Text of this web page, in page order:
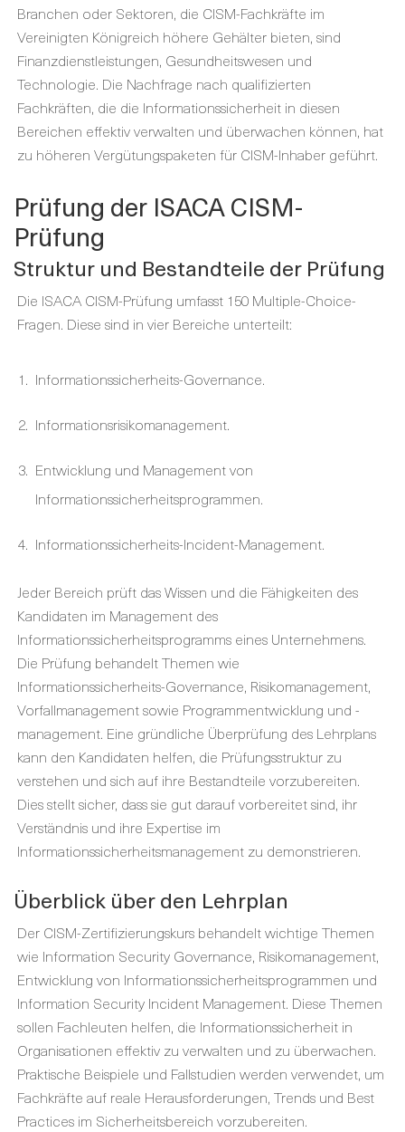
Branchen oder Sektoren, die CISM-Fachkräfte im
Vereinigten Königreich höhere Gehälter bieten, sind
Finanzdienstleistungen, Gesundheitswesen und
Technologie. Die Nachfrage nach qualifizierten
Fachkräften, die die Informationssicherheit in diesen
Bereichen effektiv verwalten und überwachen können, hat
zu höheren Vergütungspaketen für CISM-Inhaber geführt.
Prüfung der ISACA CISM-
Prüfung
Struktur und Bestandteile der Prüfung
Die ISACA CISM-Prüfung umfasst 150 Multiple-Choice-
Fragen. Diese sind in vier Bereiche unterteilt:
Informationssicherheits-Governance.
Informationsrisikomanagement.
Entwicklung und Management von
Informationssicherheitsprogrammen.
Informationssicherheits-Incident-Management.
Jeder Bereich prüft das Wissen und die Fähigkeiten des
Kandidaten im Management des
Informationssicherheitsprogramms eines Unternehmens.
Die Prüfung behandelt Themen wie
Informationssicherheits-Governance, Risikomanagement,
Vorfallmanagement sowie Programmentwicklung und -
management. Eine gründliche Überprüfung des Lehrplans
kann den Kandidaten helfen, die Prüfungsstruktur zu
verstehen und sich auf ihre Bestandteile vorzubereiten.
Dies stellt sicher, dass sie gut darauf vorbereitet sind, ihr
Verständnis und ihre Expertise im
Informationssicherheitsmanagement zu demonstrieren.
Überblick über den Lehrplan
Der CISM-Zertifizierungskurs behandelt wichtige Themen
wie Information Security Governance, Risikomanagement,
Entwicklung von Informationssicherheitsprogrammen und
Information Security Incident Management. Diese Themen
sollen Fachleuten helfen, die Informationssicherheit in
Organisationen effektiv zu verwalten und zu überwachen.
Praktische Beispiele und Fallstudien werden verwendet, um
Fachkräfte auf reale Herausforderungen, Trends und Best
Practices im Sicherheitsbereich vorzubereiten.